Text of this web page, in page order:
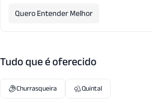
Quero Entender Melhor
Tudo que é oferecido
Churrasqueira Quintal